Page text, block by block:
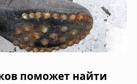
поможет найти